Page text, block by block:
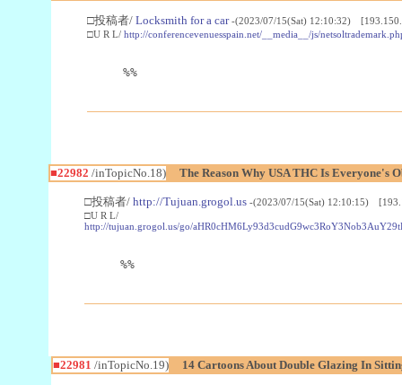
□投稿者/ Locksmith for a car -(2023/07/15(Sat) 12:10:32)
□U R L/ http://conferencevenuesspain.net/__media__/js/
%%
■22982 /inTopicNo.18) The Reason Why USA THC Is Everyone's
□投稿者/ http://Tujuan.grogol.us -(2023/07/15(Sat) 12:10:15)
□U R L/
http://tujuan.grogol.us/go/
%%
■22981 /inTopicNo.19) 14 Cartoons About Double Glazing In